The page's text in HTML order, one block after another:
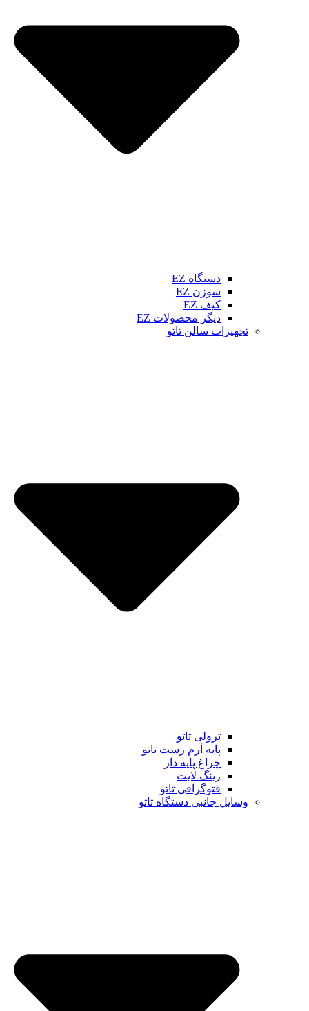
دستگاه EZ
سوزن EZ
کیف EZ
دیگر محصولات EZ
تجهیزات سالن تاتو
ترولی تاتو
پایه آرم رست تاتو
چراغ پایه دار
رینگ لایت
فتوگرافی تاتو
وسایل جانبی دستگاه تاتو